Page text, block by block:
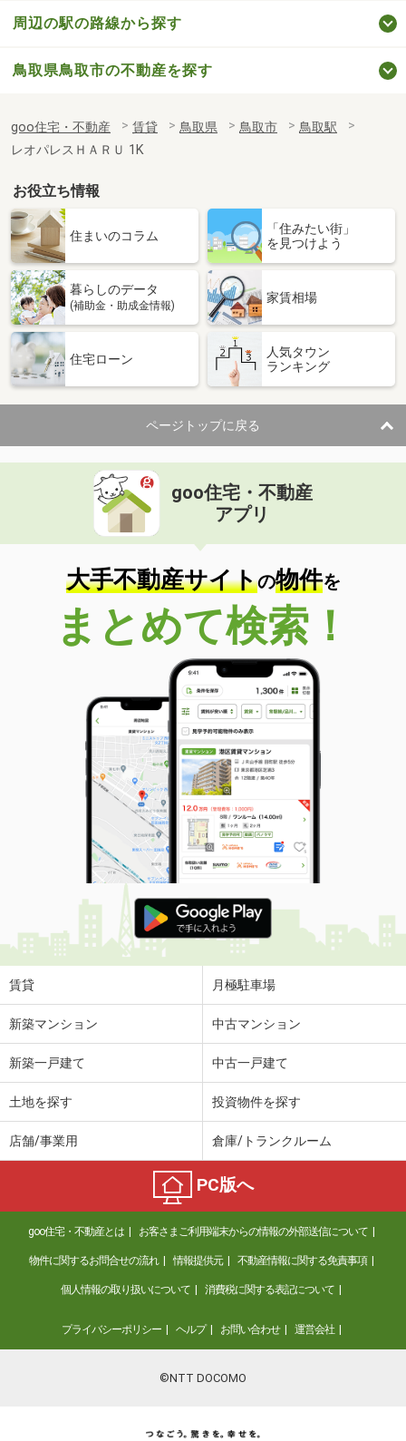
周辺の駅の路線から探す
鳥取県鳥取市の不動産を探す
goo住宅・不動産 賃貸 鳥取県 鳥取市
鳥取駅
レオパレスＨＡＲＵ 1K
お役立ち情報
住まいのコラム
「住みたい街」
を見つけよう
暮らしのデータ
(補助金・助成金情報)
家賃相場
住宅ローン
人気タウン
ランキング
ページトップに戻る
goo住宅・不動産
アプリ
大手不動産サイトの物件を
まとめて検索！
賃貸 月極駐車場
新築マンション 中古マンション
新築一戸建て 中古一戸建て
土地を探す 投資物件を探す
店舗/事業用 倉庫/トランクルーム
PC版へ
goo住宅・不動産とは お客さまご利用端末からの情報の外部送信について
物件に関するお問合せの流れ 情報提供元 不動産情報に関する免責事項
個人情報の取り扱いについて 消費税に関する表記について
プライバシーポリシー ヘルプ お問い合わせ 運営会社
©NTT DOCOMO